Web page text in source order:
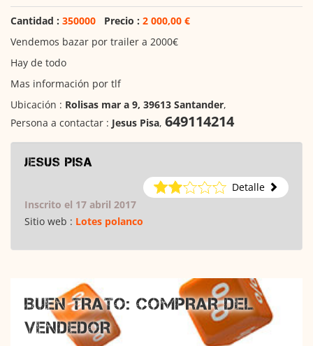
Cantidad : 350000 Precio : 2 000,00 €
Vendemos bazar por trailer a 2000€
Hay de todo
Mas información por tlf
Ubicación : Rolisas mar a 9, 39613 Santander,
Persona a contactar : Jesus Pisa, 649114214
Jesus pisa
Detalle
Inscrito el 17 abril 2017
Sitio web : Lotes polanco
BUEN TRATO: COMPRAR DEL
VENDEDOR